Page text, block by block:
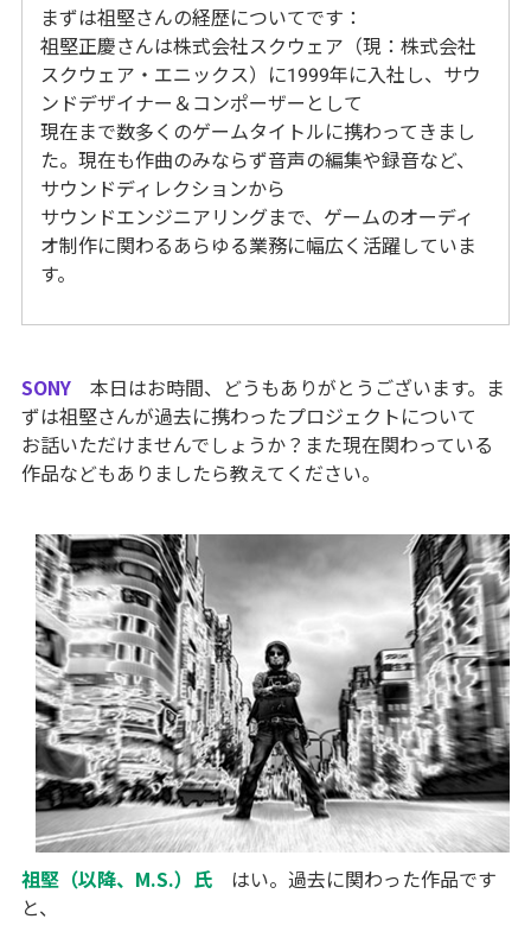
まずは祖堅さんの経歴についてです：
祖堅正慶さんは株式会社スクウェア（現：株式会社
スクウェア・エニックス）に1999年に入社し、サウ
ンドデザイナー＆コンポーザーとして
現在まで数多くのゲームタイトルに携わってきまし
た。現在も作曲のみならず音声の編集や録音など、
サウンドディレクションから
サウンドエンジニアリングまで、ゲームのオーディ
オ制作に関わるあらゆる業務に幅広く活躍していま
す。
SONY 本日はお時間、どうもありがとうございます。ま
ずは祖堅さんが過去に携わったプロジェクトについて
お話いただけませんでしょうか？また現在関わっている
作品などもありましたら教えてください。
祖堅（以降、M.S.）氏 はい。過去に関わった作品です
と、